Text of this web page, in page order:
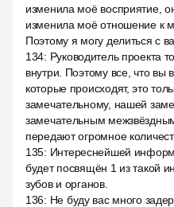
изменила моё восприятие,
изменила моё отношение к
Поэтому я могу делиться с
134: Руководитель проекта
внутри. Поэтому все, что вы
которые происходят, это
замечательному, нашей
замечательным
передают огромное
135: Интереснейшей
будет посвящён 1 из такой
зубов и органов.
136: Не буду вас много